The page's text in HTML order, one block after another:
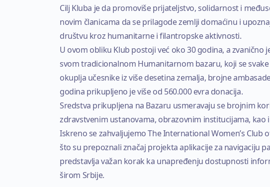
Cilj Kluba je da promoviše prijateljstvo, solidarnost i
novim članicama da se prilagode zemlji domaćinu i
društvu kroz humanitarne i filantropske aktivnosti.
U ovom obliku Klub postoji već oko 30 godina, a zvanično
svom tradicionalnom Humanitarnom bazaru, koji se
okuplja učesnike iz više desetina zemalja, brojne
godina prikupljeno je više od 560.000 evra donacija.
Sredstva prikupljena na Bazaru usmeravaju se brojnim
zdravstvenim ustanovama, obrazovnim institucijama,
Iskreno se zahvaljujemo The International Women’s
što su prepoznali značaj projekta aplikacije za navigaciju
predstavlja važan korak ka unapređenju dostupnosti
širom Srbije.